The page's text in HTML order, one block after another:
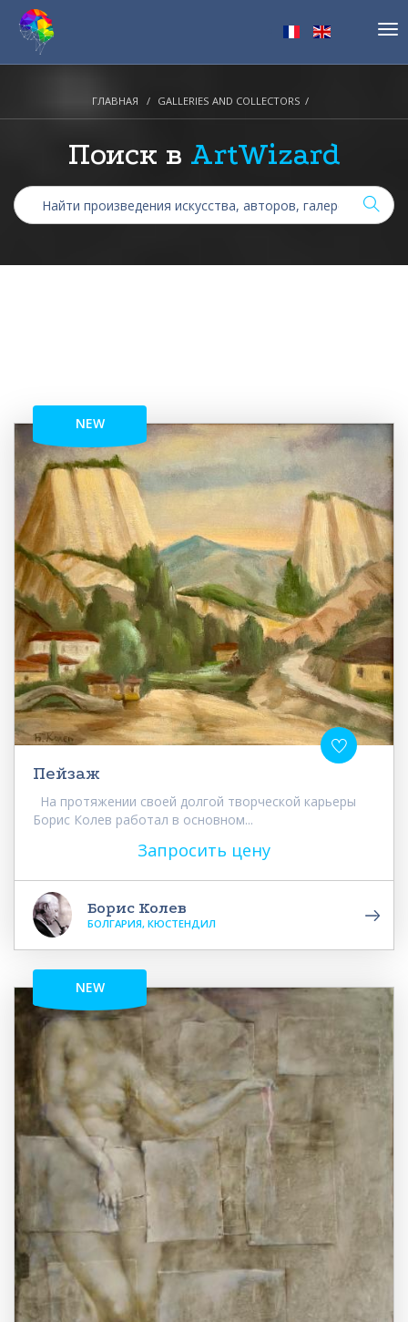
ГЛАВНАЯ GALLERIES AND COLLECTORS
Поиск в ArtWizard
NEW
Пейзаж
На протяжении своей долгой творческой карьеры
Борис Колев работал в основном...
Запросить цену
Борис Колев
БОЛГАРИЯ, КЮСТЕНДИЛ
NEW